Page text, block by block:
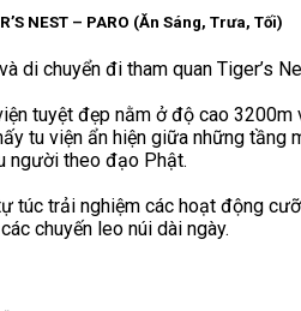
NEST – PARO (Ăn Sáng, Trưa, Tối)
di chuyển đi tham quan Tiger’s
tuyệt đẹp nằm ở độ cao
tu viện ẩn hiện giữa những tầng
người theo đạo Phật.
túc trải nghiệm các hoạt động
chuyến leo núi dài ngày.